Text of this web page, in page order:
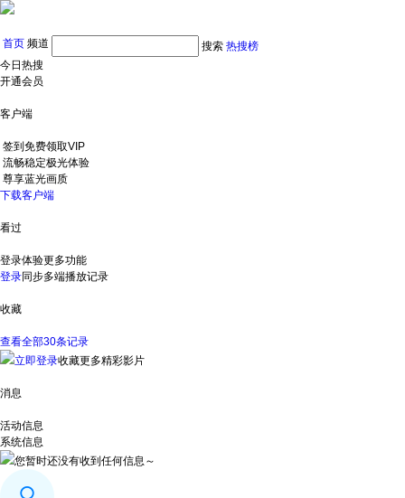
首页 频道 搜索 热搜榜
今日热搜
开通会员
客户端
签到免费领取VIP
流畅稳定极光体验
尊享蓝光画质
下载客户端
看过
登录体验更多功能
登录同步多端播放记录
收藏
查看全部30条记录
立即登录收藏更多精彩影片
消息
活动信息
系统信息
您暂时还没有收到任何信息～